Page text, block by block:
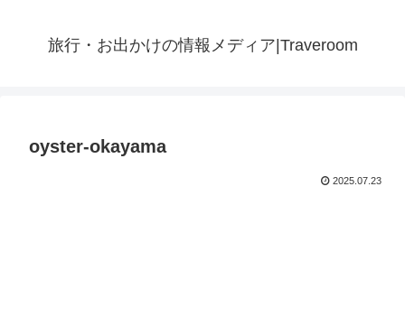
旅行・お出かけの情報メディア|Traveroom
oyster-okayama
2025.07.23